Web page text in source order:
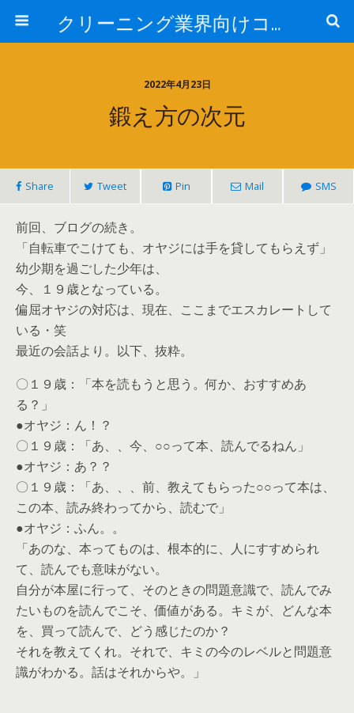
クリーニング業界向けコンサルタントブログ:日本売上アップ研究所-中西正人
2022年4月23日
鍛え方の次元
Share Tweet Pin Mail SMS
前回、ブログの続き。
「自転車でこけても、オヤジには手を貸してもらえず」
幼少期を過ごした少年は、
今、１９歳となっている。
偏屈オヤジの対応は、現在、ここまでエスカレートして
いる・笑
最近の会話より。以下、抜粋。
〇１９歳：「本を読もうと思う。何か、おすすめあ
る？」
●オヤジ：ん！？
〇１９歳：「あ、、今、○○って本、読んでるねん」
●オヤジ：あ？？
〇１９歳：「あ、、、前、教えてもらった○○って本は、
この本、読み終わってから、読むで」
●オヤジ：ふん。。
「あのな、本ってものは、根本的に、人にすすめられ
て、読んでも意味がない。
自分が本屋に行って、そのときの問題意識で、読んでみ
たいものを読んでこそ、価値がある。キミが、どんな本
を、買って読んで、どう感じたのか？
それを教えてくれ。それで、キミの今のレベルと問題意
識がわかる。話はそれからや。」